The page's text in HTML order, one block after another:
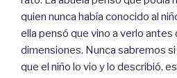
quien nunca había conocido al
ella pensó que vino a verlo antes
dimensiones. Nunca sabremos
que el niño lo vio y lo describió,